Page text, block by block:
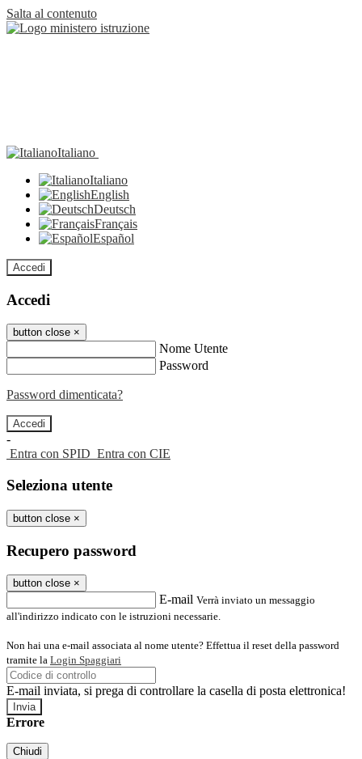
Salta al contenuto
Italiano
Italiano
English
Deutsch
Français
Español
Accedi
Accedi
button close ×
Nome Utente
Password
Password dimenticata?
-
Entra con SPID Entra con CIE
Seleziona utente
button close ×
Recupero password
button close ×
E-mail Verrà inviato un messaggio
all'indirizzo indicato con le istruzioni necessarie.
Non hai una e-mail associata al nome utente? Effettua il reset della password
tramite la Login Spaggiari
E-mail inviata, si prega di controllare la casella di posta elettronica!
Errore
Chiudi